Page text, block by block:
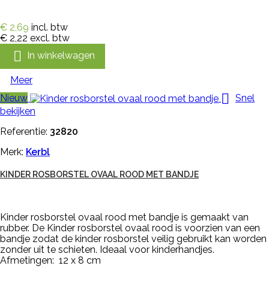
€ 2,69 incl. btw
€ 2,22 excl. btw
 In winkelwagen
Meer
Nieuw
 Snel
bekijken
Referentie: 32820
Merk: Kerbl
KINDER ROSBORSTEL OVAAL ROOD MET BANDJE
Kinder rosborstel ovaal rood met bandje is gemaakt van
rubber. De Kinder rosborstel ovaal rood is voorzien van een
bandje zodat de kinder rosborstel veilig gebruikt kan worden
zonder uit te schieten. Ideaal voor kinderhandjes.
Afmetingen: 12 x 8 cm